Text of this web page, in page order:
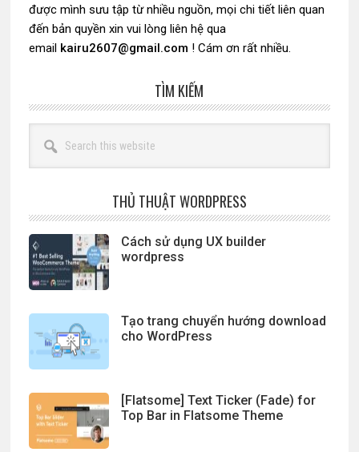
được mình sưu tập từ nhiều nguồn, mọi chi tiết liên quan
đến bản quyền xin vui lòng liên hệ qua
email kairu2607@gmail.com ! Cám ơn rất nhiều.
TÌM KIẾM
this
website
THỦ THUẬT WORDPRESS
Cách sử dụng UX builder
wordpress
Tạo trang chuyển hướng download
cho WordPress
[Flatsome] Text Ticker (Fade) for
Top Bar in Flatsome Theme